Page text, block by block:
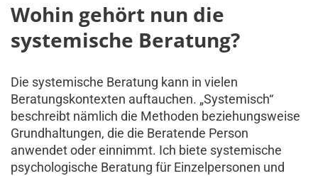
Wohin gehört nun die
systemische Beratung?
Die systemische Beratung kann in vielen
Beratungskontexten auftauchen. „Systemisch“
beschreibt nämlich die Methoden beziehungsweise
Grundhaltungen, die die Beratende Person
anwendet oder einnimmt. Ich biete systemische
psychologische Beratung für Einzelpersonen und